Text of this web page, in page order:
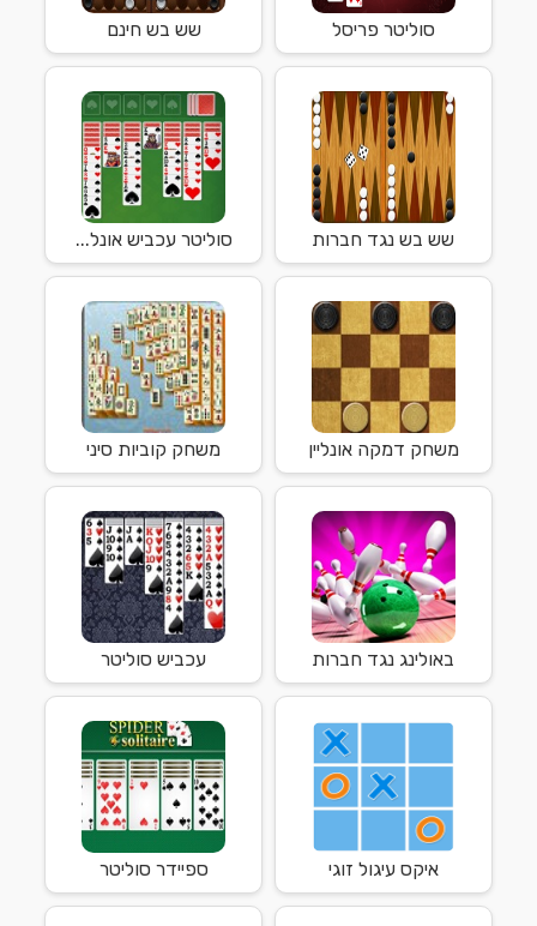
סוליטר פריסל שש בש חינם
שש בש נגד חברות סוליטר עכביש אונל...
משחק דמקה אונליין משחק קוביות סיני
באולינג נגד חברות עכביש סוליטר
איקס עיגול זוגי ספיידר סוליטר